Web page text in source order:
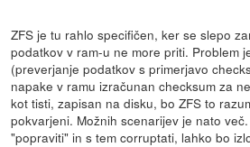
ZFS je tu rahlo specifičen, ker se slepo
podatkov v ram-u ne more priti. Problem
(preverjanje podatkov s primerjavo
napake v ramu izračunan checksum za
kot tisti, zapisan na disku, bo ZFS to
pokvarjeni. Možnih scenarijev je nato
"popraviti" in s tem corruptati, lahko bo